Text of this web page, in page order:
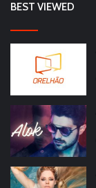
BEST VIEWED